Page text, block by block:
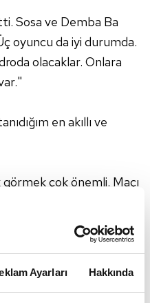
Ayarları Hakkında
Sosa ve Demba Ba
oyuncu da iyi durumda.
olacaklar. Onlara
en akıllı ve
çok önemli. Maçı
oynuyorlar. Yarın iyi
Feyenoord ve
tribün görmeyi